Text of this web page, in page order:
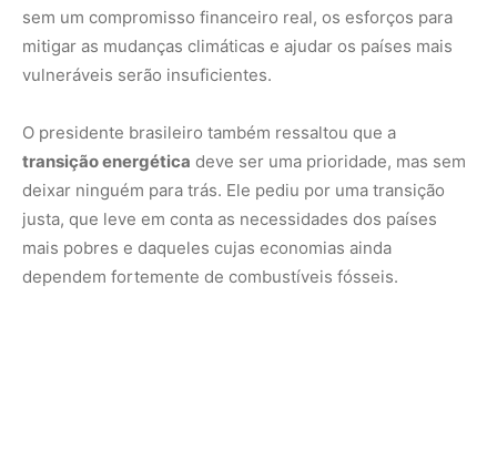
sem um compromisso financeiro real, os esforços para
mitigar as mudanças climáticas e ajudar os países mais
vulneráveis serão insuficientes.
O presidente brasileiro também ressaltou que a
transição energética deve ser uma prioridade, mas sem
deixar ninguém para trás. Ele pediu por uma transição
justa, que leve em conta as necessidades dos países
mais pobres e daqueles cujas economias ainda
dependem fortemente de combustíveis fósseis.